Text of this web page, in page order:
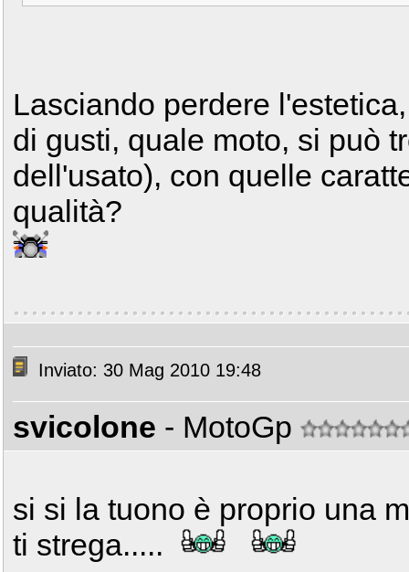
Lasciando perdere
di gusti, quale moto, si può
dell'usato), con quelle
qualità?
Inviato: 30 Mag 2010 19:48
svicolone - MotoGp
si si la tuono è proprio una
ti strega.....